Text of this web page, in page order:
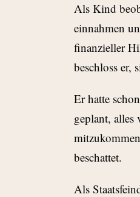
Als Kind
einnahmen
finanzieller
beschloss er,
Er hatte
geplant, alles
beschattet.
Als